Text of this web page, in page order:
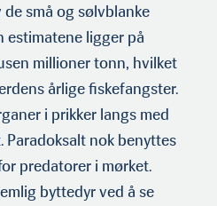
små og sølvblanke
esti­matene ligger på
millioner tonn, hvilket
årlige fiskefangster.
i prikker langs med
Paradoksalt nok benyttes
predatorer i mørket.
byttedyr ved å se